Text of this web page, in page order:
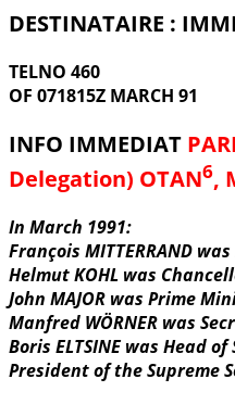
DESTINATAIRE :
TELNO 460
OF 071815Z MARCH 91
INFO IMMEDIAT
Delegation) OTAN6,
In March 1991:
François MITTERRAND
Helmut KOHL was
John MAJOR was Prime
Manfred WÖRNER was
Boris ELTSINE was Head
President of the Supreme